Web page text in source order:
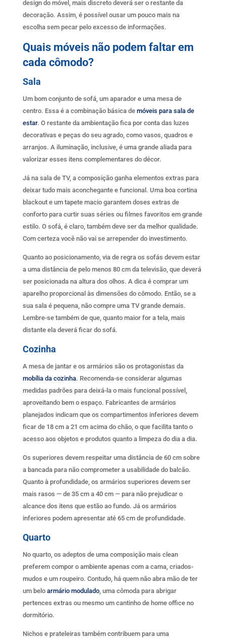
design do móvel, mais discreto deverá ser o restante da
decoração. Assim, é possível ousar um pouco mais na
escolha sem pecar pelo excesso de informações.
Quais móveis não podem faltar em
cada cômodo?
Sala
Um bom conjunto de sofá, um aparador e uma mesa de
centro. Essa é a combinação básica de móveis para sala de
estar. O restante da ambientação fica por conta das luzes
decorativas e peças do seu agrado, como vasos, quadros e
arranjos. A iluminação, inclusive, é uma grande aliada para
valorizar esses itens complementares do décor.
Já na sala de TV, a composição ganha elementos extras para
deixar tudo mais aconchegante e funcional. Uma boa cortina
blackout e um tapete macio garantem doses extras de
conforto para curtir suas séries ou filmes favoritos em grande
estilo. O sofá, é claro, também deve ser da melhor qualidade.
Com certeza você não vai se arrepender do investimento.
Quanto ao posicionamento, via de regra os sofás devem estar
a uma distância de pelo menos 80 cm da televisão, que deverá
ser posicionada na altura dos olhos. A dica é comprar um
aparelho proporcional às dimensões do cômodo. Então, se a
sua sala é pequena, não compre uma TV grande demais.
Lembre-se também de que, quanto maior for a tela, mais
distante ela deverá ficar do sofá.
Cozinha
A mesa de jantar e os armários são os protagonistas da
mobília da cozinha. Recomenda-se considerar algumas
medidas padrões para deixá-la o mais funcional possível,
aproveitando bem o espaço. Fabricantes de armários
planejados indicam que os compartimentos inferiores devem
ficar de 18 cm a 21 cm acima do chão, o que facilita tanto o
acesso aos objetos e produtos quanto a limpeza do dia a dia.
Os superiores devem respeitar uma distância de 60 cm sobre
a bancada para não comprometer a usabilidade do balcão.
Quanto à profundidade, os armários superiores devem ser
mais rasos — de 35 cm a 40 cm — para não prejudicar o
alcance dos itens que estão ao fundo. Já os armários
inferiores podem apresentar até 65 cm de profundidade.
Quarto
No quarto, os adeptos de uma composição mais clean
preferem compor o ambiente apenas com a cama, criados-
mudos e um roupeiro. Contudo, há quem não abra mão de ter
um belo armário modulado, uma cômoda para abrigar
pertences extras ou mesmo um cantinho de home office no
dormitório.
Nichos e prateleiras também contribuem para uma